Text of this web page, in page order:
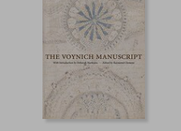
45%
dcto. $ 26.28